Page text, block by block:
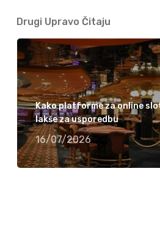
Drugi Upravo Čitaju
Kako platforme za online
lakše za usporedbu
16/07/2026